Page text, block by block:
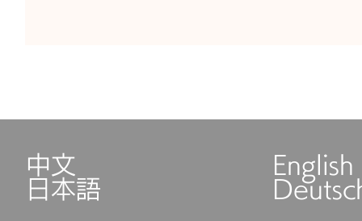
中文 English
日本語